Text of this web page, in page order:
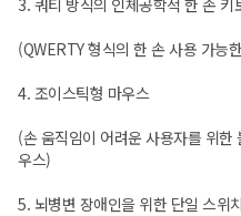
(QWERTY 형식의 한 손 사용 가능
4. 조이스틱형 마우스
(손 움직임이 어려운 사용자를 위
우스)
5. 뇌병변 장애인을 위한 단일 스위